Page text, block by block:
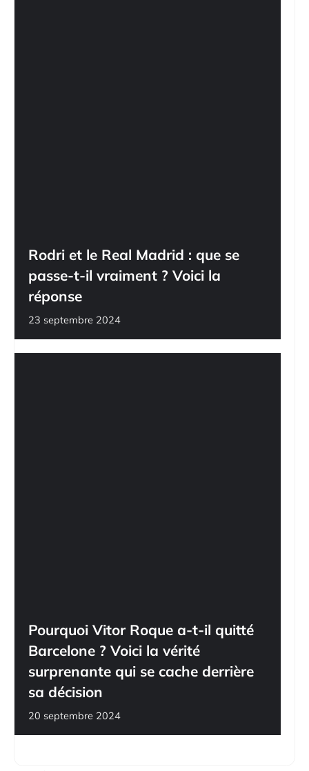
Rodri et le Real Madrid : que se
passe-t-il vraiment ? Voici la
réponse
23 septembre 2024
Pourquoi Vitor Roque a-t-il quitté
Barcelone ? Voici la vérité
surprenante qui se cache derrière
sa décision
20 septembre 2024